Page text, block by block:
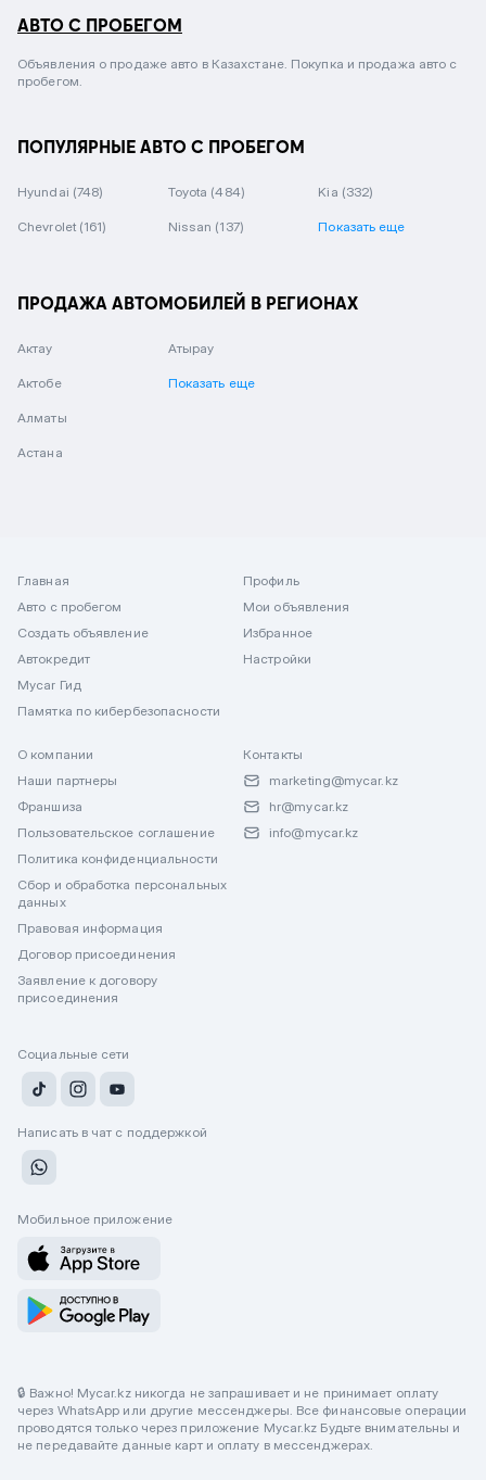
АВТО С ПРОБЕГОМ
Объявления о продаже авто в Казахстане. Покупка и продажа авто с
пробегом.
ПОПУЛЯРНЫЕ АВТО С ПРОБЕГОМ
Hyundai (748) Toyota (484) Kia (332)
Chevrolet (161) Nissan (137) Показать еще
ПРОДАЖА АВТОМОБИЛЕЙ В РЕГИОНАХ
Актау
Актобе
Алматы
Астана
Атырау
Показать еще
Главная
Авто с пробегом
Создать объявление
Автокредит
Mycar Гид
Памятка по кибербезопасности
Профиль
Мои объявления
Избранное
Настройки
О компании
Наши партнеры
Франшиза
Пользовательское соглашение
Политика конфиденциальности
Сбор и обработка персональных
данных
Правовая информация
Договор присоединения
Заявление к договору
присоединения
Контакты
marketing@mycar.kz
hr@mycar.kz
info@mycar.kz
Социальные сети
Написать в чат с поддержкой
Мобильное приложение
🔒 Важно! Mycar.kz никогда не запрашивает и не принимает оплату
через WhatsApp или другие мессенджеры. Все финансовые операции
проводятся только через приложение Mycar.kz Будьте внимательны и
не передавайте данные карт и оплату в мессенджерах.